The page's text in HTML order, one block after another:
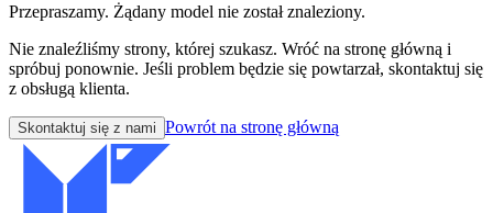
Przepraszamy. Żądany model nie został znaleziony.
Nie znaleźliśmy strony, której szukasz. Wróć na stronę główną i
spróbuj ponownie. Jeśli problem będzie się powtarzał, skontaktuj się
z obsługą klienta.
Skontaktuj się z nami Powrót na stronę główną